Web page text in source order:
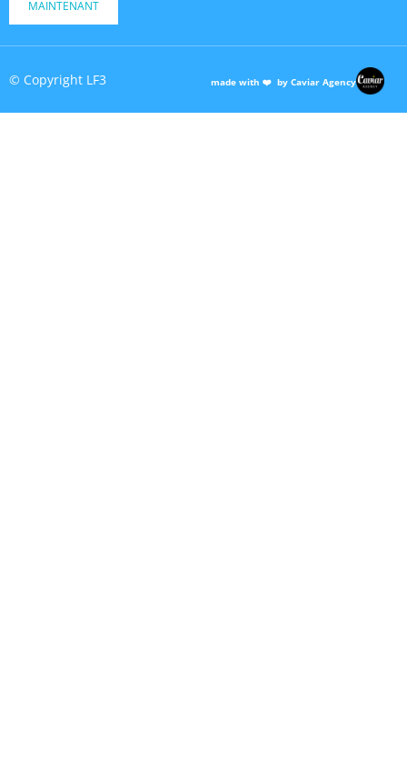
MAINTENANT
© Copyright LF3 made with ❤️ by Caviar Agency